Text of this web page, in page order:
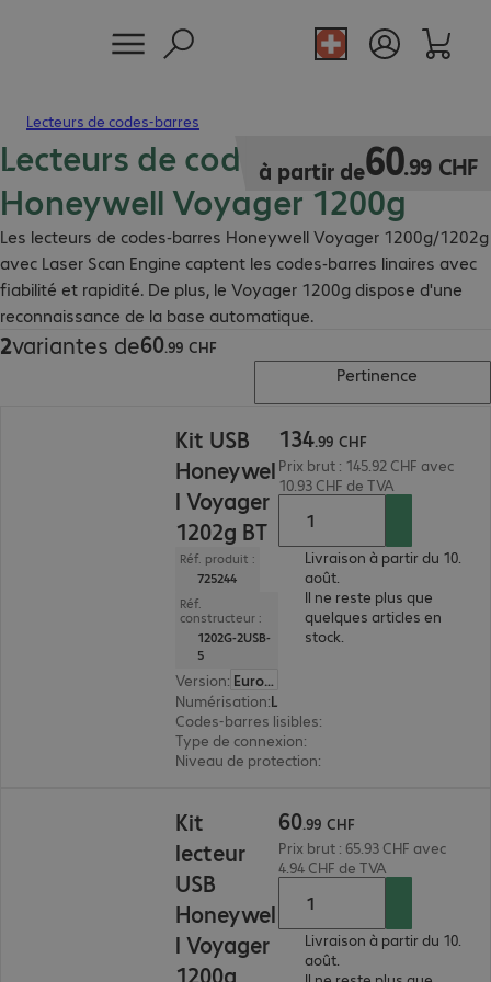
Lecteurs de codes-barres
Lecteurs de codes-barres
Honeywell Voyager 1200g
Les lecteurs de codes-barres Honeywell Voyager 1200g/1202g
avec Laser Scan Engine captent les codes-barres linaires avec
fiabilité et rapidité. De plus, le Voyager 1200g dispose d'une
reconnaissance de la base automatique.
à partir de60.99 CHF
60.99 CHF
2variantes de60.99 CHF
60.99 CHF
Pertinence
Kit USB
Honeywel
l Voyager
1202g BT
Réf. produit :
725244
Réf.
constructeur :
1202G-2USB-
5
Version:
Europe
Numérisation:
Codes-barres lisibles:
Type de connexion:
Niveau de protection:
134.99 CHF
Prix brut : 145.92 CHF avec
10.93 CHF de TVA
Livraison à partir du 10.
août.
Il ne reste plus que
quelques articles en
stock.
Kit
lecteur
USB
Honeywel
l Voyager
1200g
60.99 CHF
Prix brut : 65.93 CHF avec
4.94 CHF de TVA
Livraison à partir du 10.
août.